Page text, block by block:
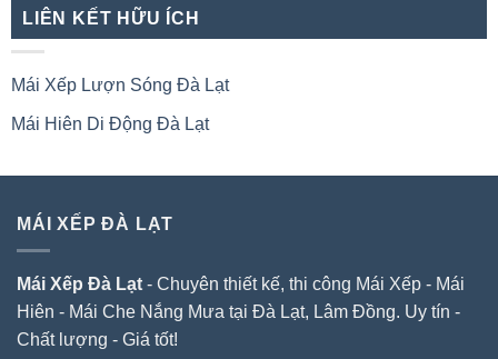
LIÊN KẾT HỮU ÍCH
Mái Xếp Lượn Sóng Đà Lạt
Mái Hiên Di Động Đà Lạt
MÁI XẾP ĐÀ LẠT
Mái Xếp Đà Lạt - Chuyên thiết kế, thi công Mái Xếp - Mái
Hiên - Mái Che Nắng Mưa tại Đà Lạt, Lâm Đồng. Uy tín -
Chất lượng - Giá tốt!